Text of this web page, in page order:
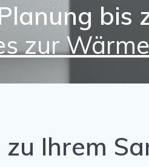
Planung bis
zur
Ihrem